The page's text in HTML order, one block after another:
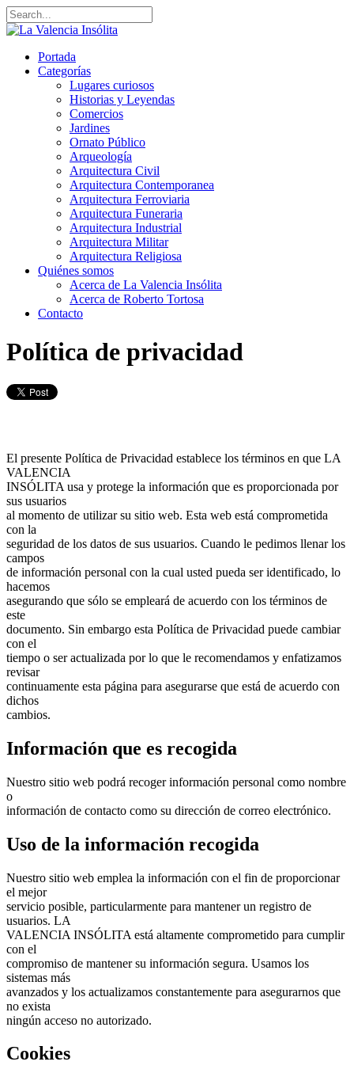
Portada
Categorías
Lugares curiosos
Historias y Leyendas
Comercios
Jardines
Ornato Público
Arqueología
Arquitectura Civil
Arquitectura Contemporanea
Arquitectura Ferroviaria
Arquitectura Funeraria
Arquitectura Industrial
Arquitectura Militar
Arquitectura Religiosa
Quiénes somos
Acerca de La Valencia Insólita
Acerca de Roberto Tortosa
Contacto
Política de privacidad
El presente Política de Privacidad establece los términos en que LA
VALENCIA
INSÓLITA usa y protege la información que es proporcionada por
sus usuarios
al momento de utilizar su sitio web. Esta web está comprometida
con la
seguridad de los datos de sus usuarios. Cuando le pedimos llenar los
campos
de información personal con la cual usted pueda ser identificado, lo
hacemos
asegurando que sólo se empleará de acuerdo con los términos de
este
documento. Sin embargo esta Política de Privacidad puede cambiar
con el
tiempo o ser actualizada por lo que le recomendamos y enfatizamos
revisar
continuamente esta página para asegurarse que está de acuerdo con
dichos
cambios.
Información que es recogida
Nuestro sitio web podrá recoger información personal como nombre
o
información de contacto como su dirección de correo electrónico.
Uso de la información recogida
Nuestro sitio web emplea la información con el fin de proporcionar
el mejor
servicio posible, particularmente para mantener un registro de
usuarios. LA
VALENCIA INSÓLITA está altamente comprometido para cumplir
con el
compromiso de mantener su información segura. Usamos los
sistemas más
avanzados y los actualizamos constantemente para asegurarnos que
no exista
ningún acceso no autorizado.
Cookies